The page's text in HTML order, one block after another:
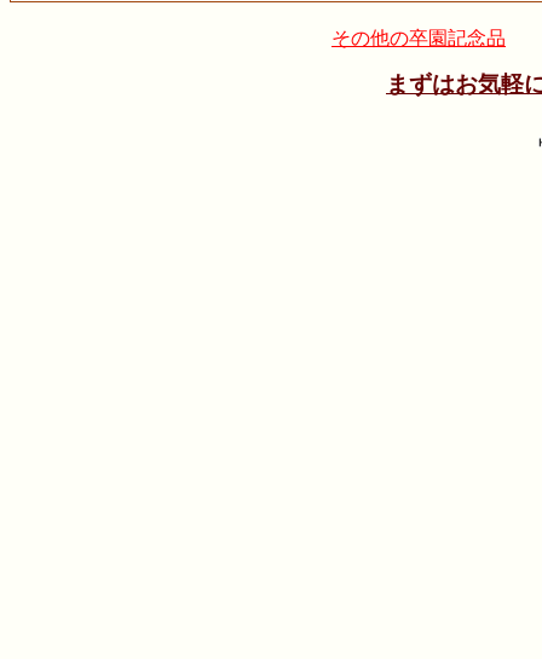
その他の卒園記念品
まずはお気軽